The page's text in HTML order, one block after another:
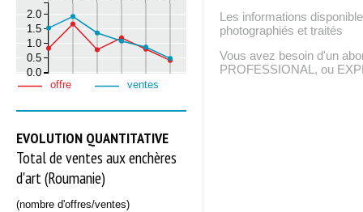
0.0
0.5
1.0
1.5
2.0
offre ventes
EVOLUTION QUANTITATIVE
Total de ventes aux enchères
d'art (Roumanie)
(nombre d'offres/ventes)
Les informations
photographiés et traités
Vous avez besoin d'un
PROFESSIONAL, ou